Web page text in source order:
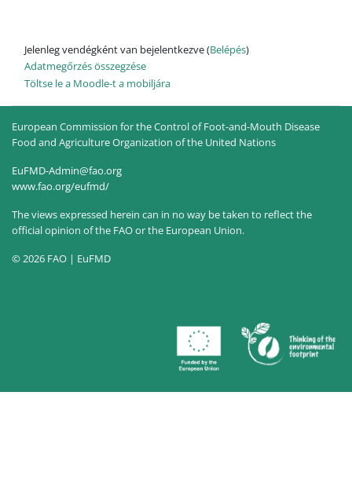
Jelenleg vendégként van bejelentkezve (Belépés)
Adatmegőrzés összegzése
Töltse le a Moodle-t a mobiljára
European Commission for the Control of Foot-and-Mouth Disease
Food and Agriculture Organization of the United Nations
EuFMD-Admin@fao.org
www.fao.org/eufmd/
The views expressed herein can in no way be taken to reflect the
official opinion of the FAO or the European Union.
© 2026 FAO | EuFMD